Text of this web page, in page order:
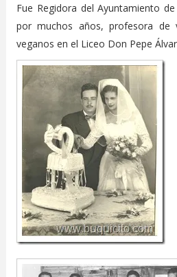
Fue Regidora del Ayuntamiento
por muchos años, profesora de
veganos en el Liceo Don Pepe